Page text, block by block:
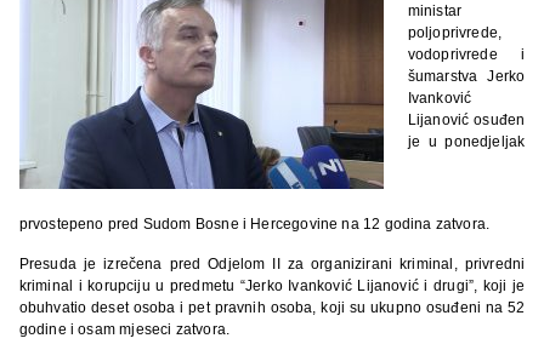
ministar
poljoprivrede,
vodoprivrede i
šumarstva Jerko
Ivanković
Lijanović osuđen
je u ponedjeljak
prvostepeno pred Sudom Bosne i Hercegovine na 12 godina zatvora.
Presuda je izrečena pred Odjelom II za organizirani kriminal, privredni
kriminal i korupciju u predmetu “Jerko Ivanković Lijanović i drugi”, koji je
obuhvatio deset osoba i pet pravnih osoba, koji su ukupno osuđeni na 52
godine i osam mjeseci zatvora.